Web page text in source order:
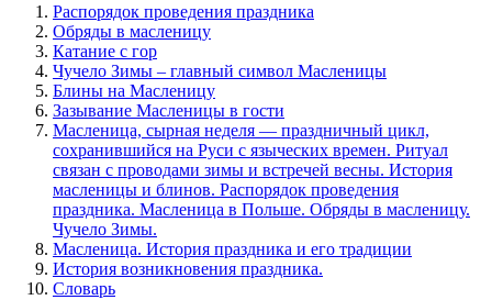
Распорядок проведения праздника
Обряды в масленицу
Катание с гор
Чучело Зимы – главный символ Масленицы
Блины на Масленицу
Зазывание Масленицы в гости
Масленица, сырная неделя — праздничный цикл,
сохранившийся на Руси с языческих времен. Ритуал
связан с проводами зимы и встречей весны. История
масленицы и блинов. Распорядок проведения
праздника. Масленица в Польше. Обряды в масленицу.
Чучело Зимы.
Масленица. История праздника и его традиции
История возникновения праздника.
Словарь